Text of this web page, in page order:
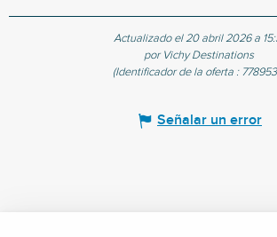
Actualizado el 20 abril 2026 a
por Vichy Destinations
(Identificador de la oferta :
Señalar un error